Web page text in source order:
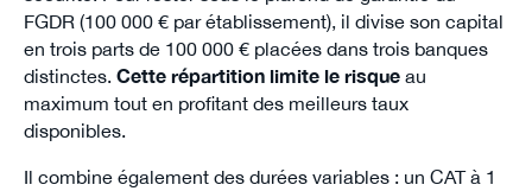
FGDR (100 000 € par établissement), il divise son capital
en trois parts de 100 000 € placées dans trois banques
distinctes. Cette répartition limite le risqueau
maximum tout en profitant des meilleurs taux
disponibles.
Il combine également des durées variables : un CAT à 1